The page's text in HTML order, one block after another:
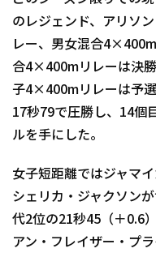
のレジェンド、アリソ
レー、男女混合
合4×400mリレーは決
子4×400mリレーは予
17秒79で圧勝し、14個
ルを手にした。
女子短距離ではジャマ
シェリカ・ジャクソン
代2位の21秒45（＋0.6
アン・フレイザー・プ